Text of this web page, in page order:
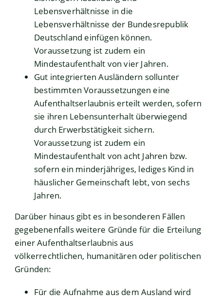
Lebensverhältnisse in die
Lebensverhältnisse der Bundesrepublik
Deutschland einfügen können.
Voraussetzung ist zudem ein
Mindestaufenthalt von vier Jahren.
Gut integrierten Ausländern sollunter
bestimmten Voraussetzungen eine
Aufenthaltserlaubnis erteilt werden, sofern
sie ihren Lebensunterhalt überwiegend
durch Erwerbstätigkeit sichern.
Voraussetzung ist zudem ein
Mindestaufenthalt von acht Jahren bzw.
sofern ein minderjähriges, lediges Kind in
häuslicher Gemeinschaft lebt, von sechs
Jahren.
Darüber hinaus gibt es in besonderen Fällen
gegebenenfalls weitere Gründe für die Erteilung
einer Aufenthaltserlaubnis aus
völkerrechtlichen, humanitären oder politischen
Gründen:
Für die Aufnahme aus dem Ausland wird